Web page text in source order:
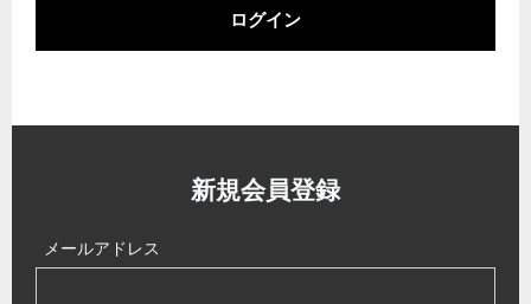
ログイン
新規会員登録
メールアドレス